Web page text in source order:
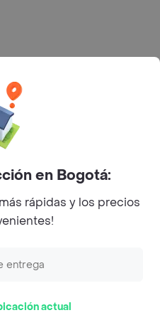
en Bogotá:
rápidas y los precios
actual